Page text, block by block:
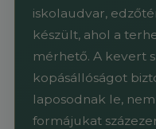
iskolaudvar,
készült, ahol a
mérhető. A kevert
kopásállóságot
laposodnak le,
formájukat